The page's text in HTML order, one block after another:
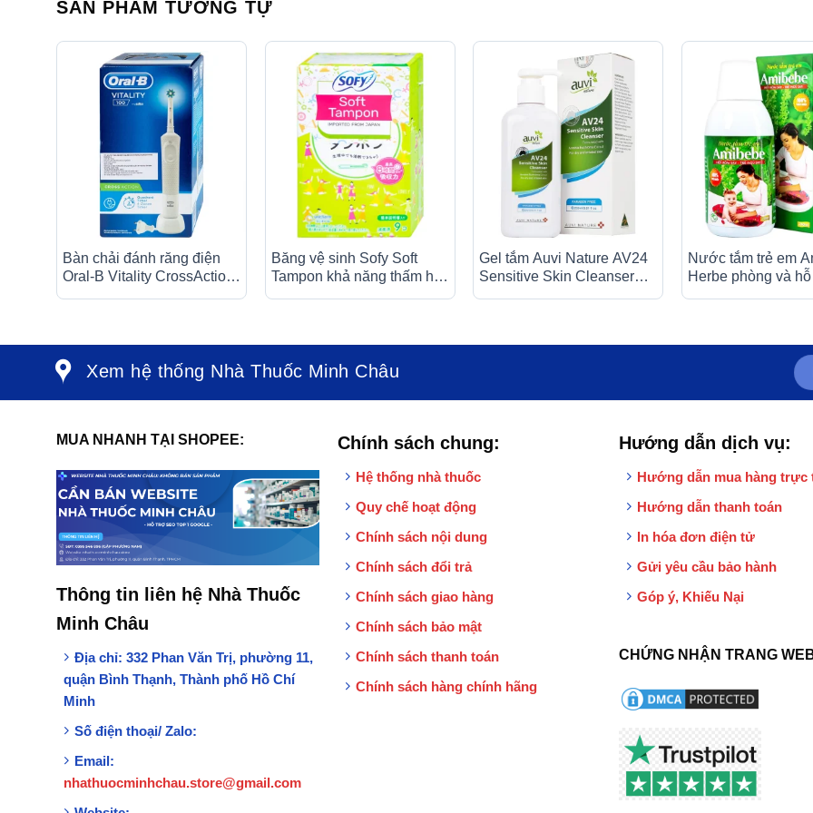
SẢN PHẨM TƯƠNG TỰ
Bàn chải đánh răng điện
Oral-B Vitality CrossAction
Băng vệ sinh Sofy Soft
Tampon khả năng thấm hút
Gel tắm Auvi Nature AV24
Sensitive Skin Cleanser
Nước tắm trẻ em
Herbe phòng và
Xem hệ thống Nhà Thuốc Minh Châu
MUA NHANH TẠI SHOPEE:
Thông tin liên hệ Nhà Thuốc
Minh Châu
Địa chỉ: 332 Phan Văn Trị, phường 11,
quận Bình Thạnh, Thành phố Hồ Chí
Minh
Số điện thoại/ Zalo:
Email:
nhathuocminhchau.store@gmail.com
Chính sách chung:
Hệ thống nhà thuốc
Quy chế hoạt động
Chính sách nội dung
Chính sách đổi trả
Chính sách giao hàng
Chính sách bảo mật
Chính sách thanh toán
Chính sách hàng chính hãng
Hướng dẫn dịch vụ:
Hướng dẫn mua hàng trực
Hướng dẫn thanh toán
In hóa đơn điện tử
Gửi yêu cầu bảo hành
Góp ý, Khiếu Nại
CHỨNG NHẬN TRANG